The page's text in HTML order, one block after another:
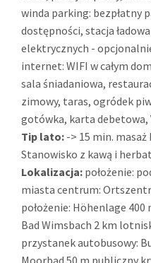
winda parking: bezpłatny
dostępności, stacja
elektrycznych -
internet: WIFI w całym
sala śniadaniowa,
zimowy, taras, ogródek
gotówka, karta debetowa,
Tip lato: -> 15 min.
Stanowisko z kawą i
Lokalizacja: położenie:
miasta centrum:
położenie: Höhenlage
Bad Wimsbach 2 km
przystanek autobusowy: